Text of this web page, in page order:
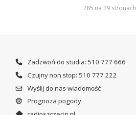
285 na 29 stronach
Zadzwoń do studia: 510 777 666
Czujny non stop: 510 777 222
Wyślij do nas wiadomość
Prognoza pogody